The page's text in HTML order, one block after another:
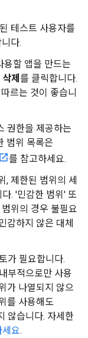
테스트 사용자를
다.
할 앱을 만드는
제 를 클릭합니다.
르는 것이 좋습니
권한을 제공하는
범위 목록은
를 참고하세요.
, 제한된 범위의 세
. '민감한 범위' 또
위의 경우 불필요
감하지 않은 대체
가 필요합니다.
부적으로만 사용
가 나열되지 않으
를 사용해도
않습니다. 자세한
요.